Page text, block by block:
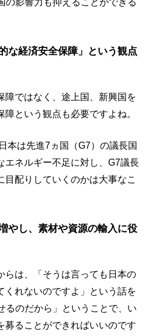
な経済安全保障」という観点
障ではなく、途上国、新興国を
という観点も必要ですよね。
本は先進7ヵ国（G7）の議長国
エネルギー不足に対し、G7議長
目配りしていくのかは大事なこ
やし、素材や資源の輸入に役
らは、「そうは言っても日本の
くれないのですよ」という話を
るのだから」ということで、い
募ることができればいいのです